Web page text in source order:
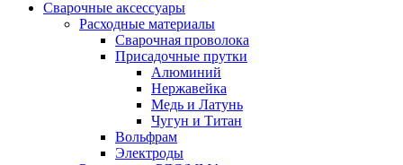
Сварочные аксессуары
Расходные материалы
Сварочная проволока
Присадочные прутки
Алюминий
Нержавейка
Медь и Латунь
Чугун и Титан
Вольфрам
Электроды